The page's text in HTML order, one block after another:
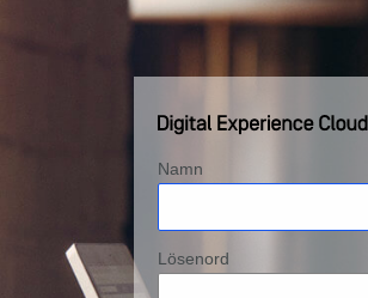
Namn
Lösenord